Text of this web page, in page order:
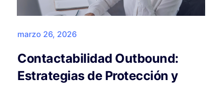
marzo 26, 2026
Contactabilidad Outbound:
Estrategias de Protección y